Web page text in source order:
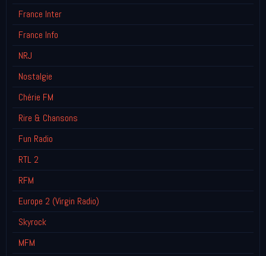
France Inter
France Info
NRJ
Nostalgie
Chérie FM
Rire & Chansons
Fun Radio
RTL 2
RFM
Europe 2 (Virgin Radio)
Skyrock
MFM